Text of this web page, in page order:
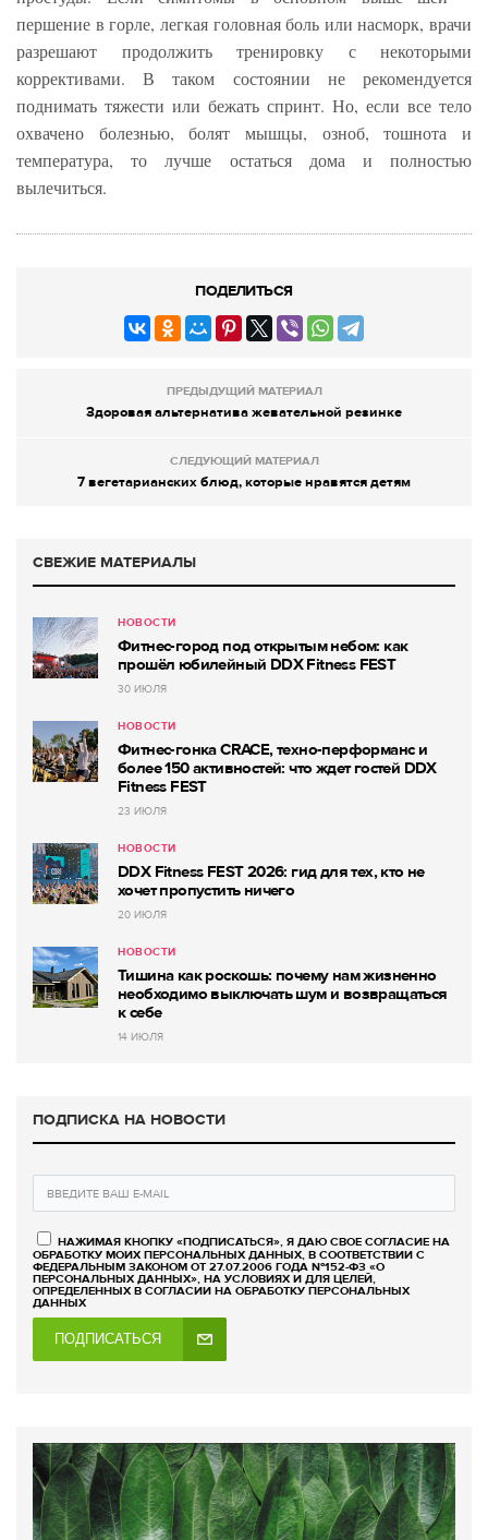
першение в горле, легкая головная боль или насморк, врачи
разрешают продолжить тренировку с некоторыми
коррективами. В таком состоянии не рекомендуется
поднимать тяжести или бежать спринт. Но, если все тело
охвачено болезнью, болят мышцы, озноб, тошнота и
температура, то лучше остаться дома и полностью
вылечиться.
ПОДЕЛИТЬСЯ
ПРЕДЫДУЩИЙ МАТЕРИАЛ
Здоровая альтернатива жевательной резинке
СЛЕДУЮЩИЙ МАТЕРИАЛ
7 вегетарианских блюд, которые нравятся детям
СВЕЖИЕ МАТЕРИАЛЫ
НОВОСТИ
Фитнес-город под открытым небом: как
прошёл юбилейный DDX Fitness FEST
30 ИЮЛЯ
НОВОСТИ
Фитнес-гонка CRACE, техно-перформанс и
более 150 активностей: что ждет гостей DDX
Fitness FEST
23 ИЮЛЯ
НОВОСТИ
DDX Fitness FEST 2026: гид для тех, кто не
хочет пропустить ничего
20 ИЮЛЯ
НОВОСТИ
Тишина как роскошь: почему нам жизненно
необходимо выключать шум и возвращаться
к себе
14 ИЮЛЯ
ПОДПИСКА НА НОВОСТИ
НАЖИМАЯ КНОПКУ «ПОДПИСАТЬСЯ», Я ДАЮ СВОЕ СОГЛАСИЕ НА
ОБРАБОТКУ МОИХ ПЕРСОНАЛЬНЫХ ДАННЫХ, В СООТВЕТСТВИИ С
ФЕДЕРАЛЬНЫМ ЗАКОНОМ ОТ 27.07.2006 ГОДА №152-ФЗ «О
ПЕРСОНАЛЬНЫХ ДАННЫХ», НА УСЛОВИЯХ И ДЛЯ ЦЕЛЕЙ,
ОПРЕДЕЛЕННЫХ В СОГЛАСИИ НА ОБРАБОТКУ ПЕРСОНАЛЬНЫХ
ДАННЫХ
ПОДПИСАТЬСЯ